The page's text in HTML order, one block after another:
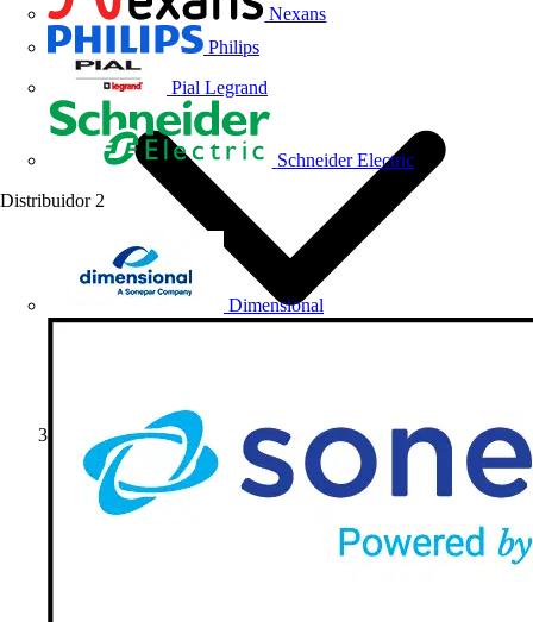
Nexans
Philips
Pial Legrand
Schneider Electric
Distribuidor 2
Dimensional
Artigos de produto